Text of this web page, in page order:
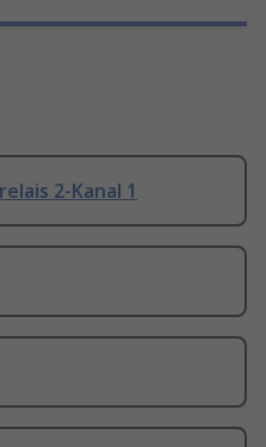
2-Kanal 1